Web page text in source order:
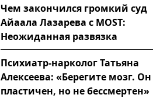
Чем закончился громкий суд
Айаала Лазарева с MOST:
Неожиданная развязка
Психиатр-нарколог Татьяна
Алексеева: «Берегите мозг. Он
пластичен, но не бессмертен»